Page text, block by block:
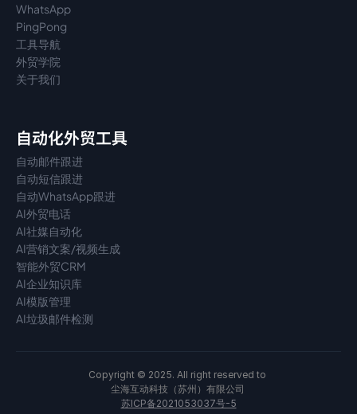
WhatsApp
PingPong
工具导航
外贸学院
关于我们
自动化外贸工具
自动邮件跟进
自动短信跟进
自动WhatsApp跟进
AI外贸电话
AI社媒自动化
AI营销文案/视频生成
智能外贸CRM
AI企业知识库
AI模版管理
AI垃圾邮件检测
Copyright © 2025. All right reserved to
尘海互动科技（苏州）有限公司
苏ICP备2021053037号-5